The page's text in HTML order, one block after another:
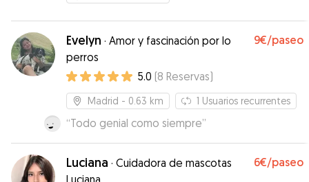
Evelyn · Amor y fascinación por lo
perros
9€/paseo
5.0 (8 Reservas)
Madrid - 0.63 km 1 Usuarios recurrentes
“Todo genial como siempre”
Luciana · Cuidadora de mascotas
Luciana
6€/paseo